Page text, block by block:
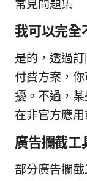
常見問題集
我可以完全
是的，透過
付費方案，
擾。不過，
在非官方應
廣告攔截工
部分廣告攔